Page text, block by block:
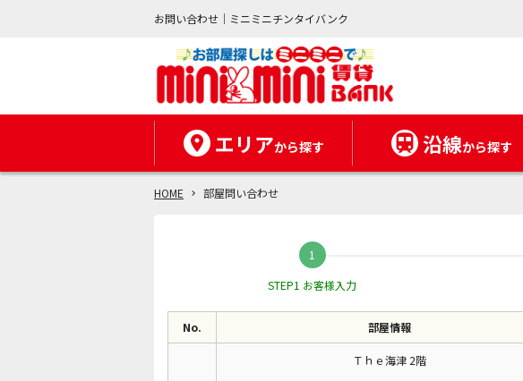
お問い合わせ｜ミニミニチンタイバンク
エリアから探す 沿線から探す
HOME 部屋問い合わせ
STEP1 お客様入力
No. 部屋情報
Ｔｈｅ海津 2階